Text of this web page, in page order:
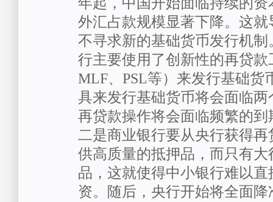
外汇占款规模显著下降。这
不寻求新的基础货币发行机
行主要使用了创新性的再贷款
MLF、PSL等）来发行基础货
具来发行基础货币将会面临
再贷款操作将会面临频繁的
二是商业银行要从央行获得
供高质量的抵押品，而只有
品，这就使得中小银行难以
资。随后，央行开始将全面